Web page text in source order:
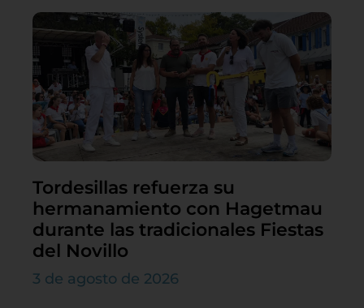
Tordesillas refuerza su
hermanamiento con Hagetmau
durante las tradicionales Fiestas
del Novillo
3 de agosto de 2026